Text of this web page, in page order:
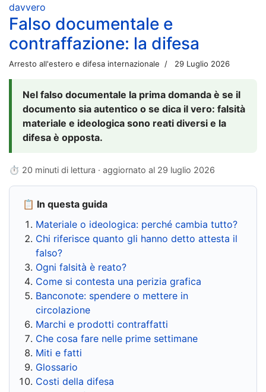
davvero
Falso documentale e
contraffazione: la difesa
Arresto all'estero e difesa internazionale 29 Luglio 2026
Nel falso documentale la prima domanda è se il
documento sia autentico o se dica il vero: falsità
materiale e ideologica sono reati diversi e la
difesa è opposta.
⏱ 20 minuti di lettura · aggiornato al 29 luglio 2026
📋 In questa guida
Materiale o ideologica: perché cambia tutto?
Chi riferisce quanto gli hanno detto attesta il
falso?
Ogni falsità è reato?
Come si contesta una perizia grafica
Banconote: spendere o mettere in
circolazione
Marchi e prodotti contraffatti
Che cosa fare nelle prime settimane
Miti e fatti
Glossario
Costi della difesa